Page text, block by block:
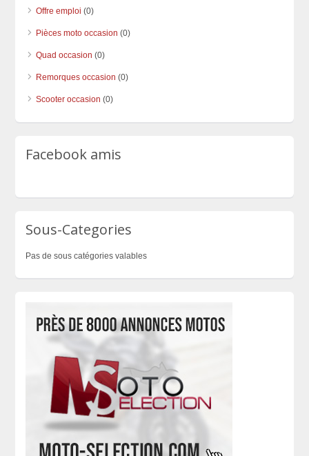
Offre emploi (0)
Pièces moto occasion (0)
Quad occasion (0)
Remorques occasion (0)
Scooter occasion (0)
Facebook amis
Sous-Categories
Pas de sous catégories valables